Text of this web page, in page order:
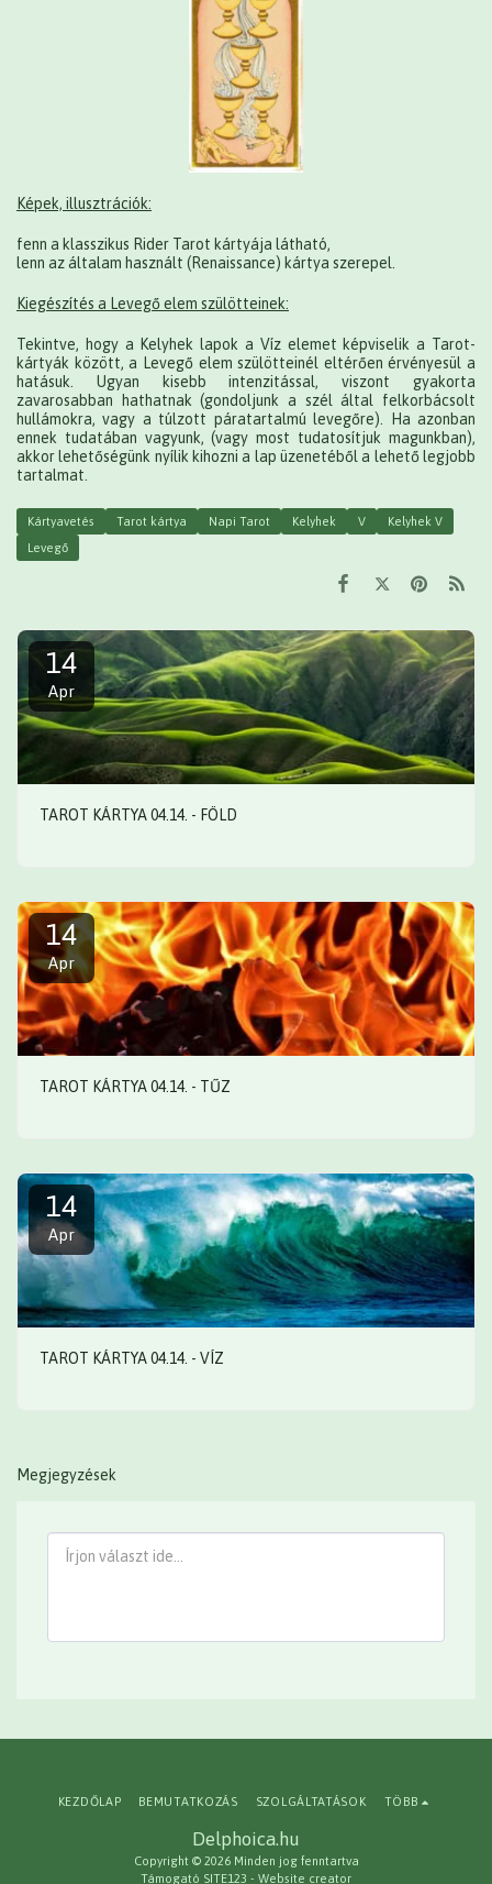
Képek, illusztrációk:
fenn a klasszikus Rider Tarot kártyája látható,
lenn az általam használt (Renaissance) kártya szerepel.
Kiegészítés a Levegő elem szülötteinek:
Tekintve, hogy a Kelyhek lapok a Víz elemet képviselik a Tarot-
kártyák között, a Levegő elem szülötteinél eltérően érvényesül a
hatásuk. Ugyan kisebb intenzitással, viszont gyakorta
zavarosabban hathatnak (gondoljunk a szél által felkorbácsolt
hullámokra, vagy a túlzott páratartalmú levegőre). Ha azonban
ennek tudatában vagyunk, (vagy most tudatosítjuk magunkban),
akkor lehetőségünk nyílik kihozni a lap üzenetéből a lehető legjobb
tartalmat.
Kártyavetés Tarot kártya Napi Tarot Kelyhek V
Kelyhek V
Levegő
14
Apr
TAROT KÁRTYA 04.14. - FÖLD
14
Apr
TAROT KÁRTYA 04.14. - TŰZ
14
Apr
TAROT KÁRTYA 04.14. - VÍZ
Megjegyzések
Delphoica.hu
Copyright © 2026 Minden jog fenntartva
Támogató SITE123 - Website creator
KEZDŐLAP BEMUTATKOZÁS SZOLGÁLTATÁSOK TÖBB